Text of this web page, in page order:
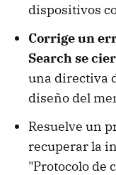
dispositivos
Corrige un
Search se
una directiva
diseño del
Resuelve un
recuperar la
"Protocolo de